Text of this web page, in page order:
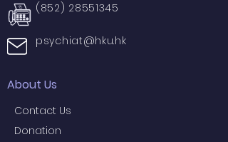
(852) 28551345
psychiat@hku.hk
About Us
Contact Us
Donation